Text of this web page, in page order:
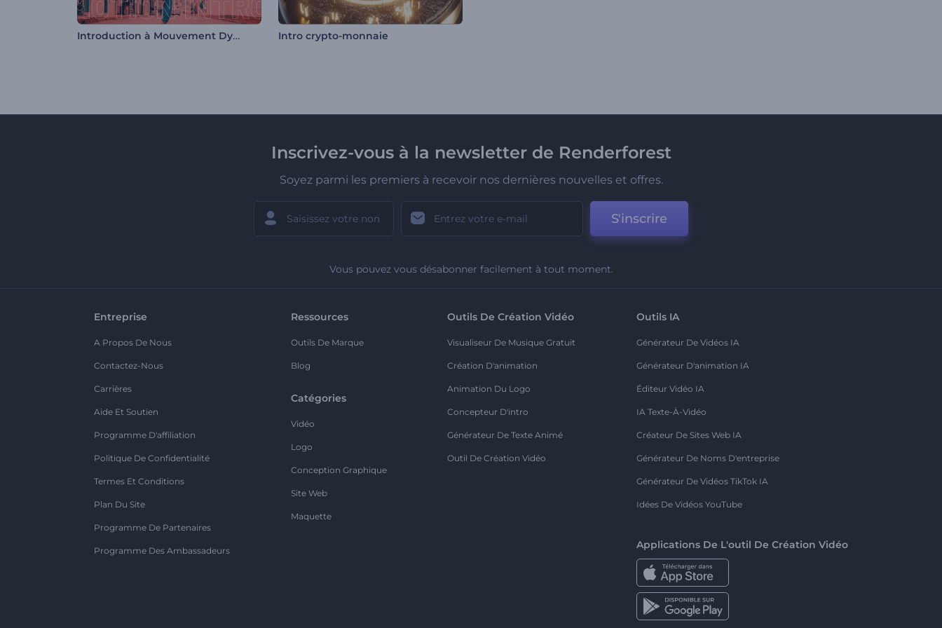
Introduction à Mouvement Dynamique Intro crypto-monnaie
Inscrivez-vous à la newsletter de Renderforest
Soyez parmi les premiers à recevoir nos dernières nouvelles et offres.
S'inscrire
Vous pouvez vous désabonner facilement à tout moment.
Entreprise
A Propos De Nous
Contactez-Nous
Carrières
Aide Et Soutien
Programme D'affiliation
Politique De Confidentialité
Termes Et Conditions
Plan Du Site
Programme De Partenaires
Programme Des Ambassadeurs
Ressources
Outils De Marque
Blog
Catégories
Vidéo
Logo
Conception Graphique
Site Web
Maquette
Outils De Création Vidéo
Visualiseur De Musique Gratuit
Création D'animation
Animation Du Logo
Concepteur D'intro
Générateur De Texte Animé
Outil De Création Vidéo
Outils IA
Générateur De Vidéos IA
Générateur D'animation IA
Éditeur Vidéo IA
IA Texte-À-Vidéo
Créateur De Sites Web IA
Générateur De Noms D'entreprise
Générateur De Vidéos TikTok IA
Idées De Vidéos YouTube
Applications De L'outil De Création Vidéo